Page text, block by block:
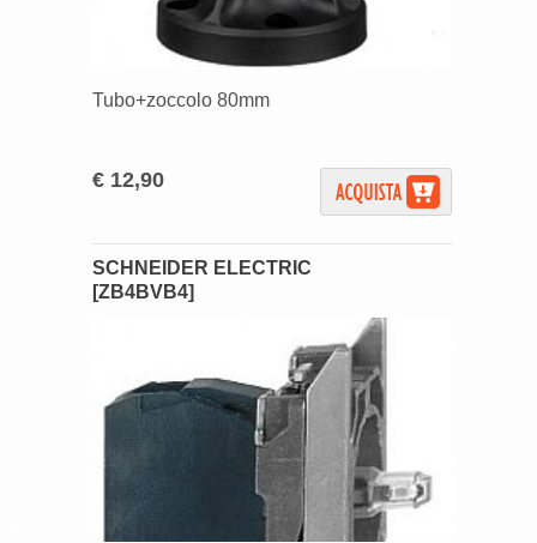
Tubo+zoccolo 80mm
€ 12,90
SCHNEIDER ELECTRIC
[ZB4BVB4]